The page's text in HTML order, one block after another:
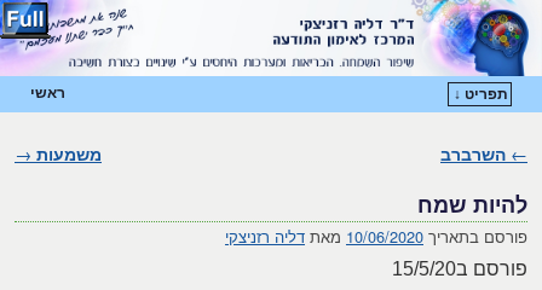
ראשי
תפריט ↓
ניווט בפוסטים
← השרברב משמעות →
להיות שמח
פורסם בתאריך 10/06/2020 מאת דליה רזניצקי
פורסם ב15/5/20